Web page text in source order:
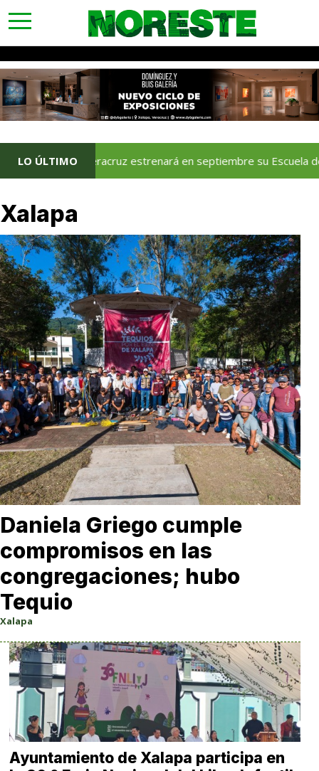
toggle
navigation
LO ÚLTIMOVeracruz estrenará en septiembre su Escuela de
Xalapa
Daniela Griego cumple
compromisos en las
congregaciones; hubo
Tequio
Xalapa
Ayuntamiento de Xalapa participa en